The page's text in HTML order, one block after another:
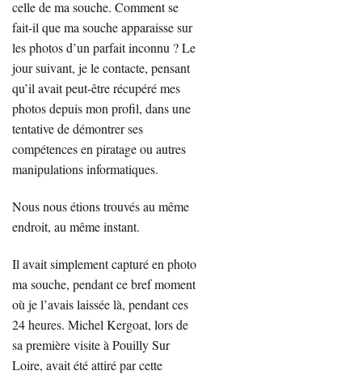
celle de ma souche. Comment se
fait-il que ma souche apparaisse sur
les photos d’un parfait inconnu ? Le
jour suivant, je le contacte, pensant
qu’il avait peut-être récupéré mes
photos depuis mon profil, dans une
tentative de démontrer ses
compétences en piratage ou autres
manipulations informatiques.
Nous nous étions trouvés au même
endroit, au même instant.
Il avait simplement capturé en photo
ma souche, pendant ce bref moment
où je l’avais laissée là, pendant ces
24 heures. Michel Kergoat, lors de
sa première visite à Pouilly Sur
Loire, avait été attiré par cette